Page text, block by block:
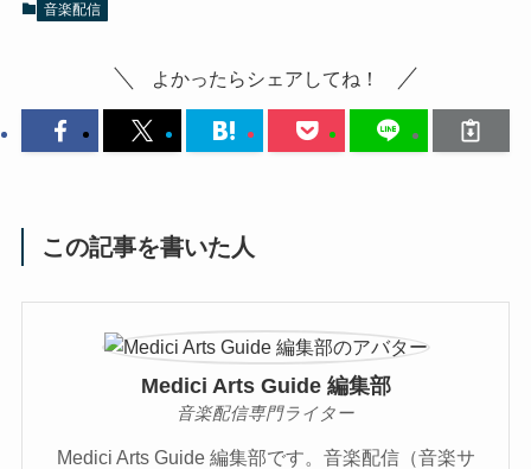
音楽配信
よかったらシェアしてね！
この記事を書いた人
Medici Arts Guide 編集部
音楽配信専門ライター
Medici Arts Guide 編集部です。音楽配信（音楽サ